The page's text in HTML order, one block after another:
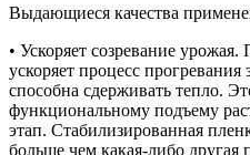
Выдающиеся качества
• Ускоряет созревание
ускоряет процесс
способна сдерживать тепло.
функциональному подъему
этап. Стабилизированная
больше чем какая-либо другая